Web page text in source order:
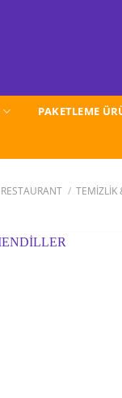
PAKETLEME
RESTAURANT / TEMİZLİK